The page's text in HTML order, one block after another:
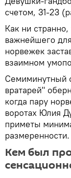
счетом, 31-23
Как ни странно,
важнейшего
норвежек
взаимном
Семиминутный
вратарей"
когда пару
воротах Юлия
приметы
размеренности.
Кем был